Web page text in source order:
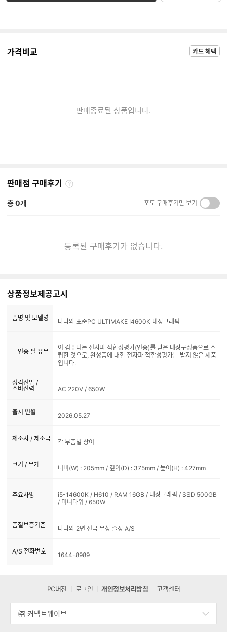
가격비교 카드 혜택
판매종료된 상품입니다.
판매점 구매후기
구
기
총0개 포토 구매후기만 보기
켜
기/
등록된 구매후기가 없습니다.
상품정보제공고시
품명 및 모델명 다나와 표준PC ULTIMAKE I4600K 내장그래픽
인증 필 유무
이 컴퓨터는 전자파 적합성평가(인증)를 받은 내장구성품으로 조
립한 것으로, 완성품에 대한 전자파 적합성평가는 받지 않은 제품
입니다.
정격전압 /
소비전력
AC 220V / 650W
출시 연월 2026.05.27
제조자 / 제조국 각 부품별 상이
크기 / 무게 너비(W) : 205mm / 깊이(D) : 375mm / 높이(H) : 427mm
주요사양
i5-14600K / H610 / RAM 16GB / 내장그래픽 / SSD 500GB
/ 미니타워 / 650W
품질보증기준 다나와 2년 전국 무상 출장 A/S
A/S 전화번호 1644-8989
PC버전 로그인 개인정보처리방침 고객센터
㈜ 커넥트웨이브
세